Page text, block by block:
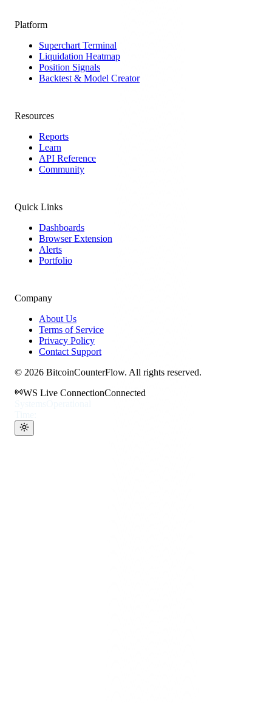
Platform
Superchart Terminal
Liquidation Heatmap
Position Signals
Backtest & Model Creator
Resources
Reports
Learn
API Reference
Community
Quick Links
Dashboards
Browser Extension
Alerts
Portfolio
Company
About Us
Terms of Service
Privacy Policy
Contact Support
© 2026 BitcoinCounterFlow. All rights reserved.
WS Live ConnectionConnected